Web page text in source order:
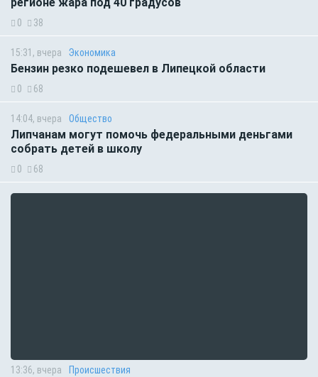
0 38
15:31, вчера Экономика
Бензин резко подешевел в Липецкой области
0 68
14:04, вчера Общество
Липчанам могут помочь федеральными деньгами
собрать детей в школу
0 68
13:36, вчера Происшествия